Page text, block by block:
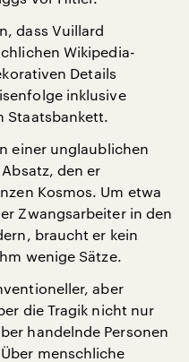
dass Vuillard
Wikipedia-
Details
inklusive
Staatsbankett.
einer unglaublichen
den er
Kosmos. Um etwa
Zwangsarbeiter in den
braucht er kein
wenige Sätze.
aber
die Tragik nicht nur
handelnde Personen
menschliche